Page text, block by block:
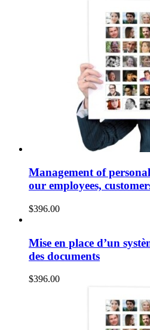
Management of
our employees,
$396.00
Mise en place d’un
des documents
$396.00